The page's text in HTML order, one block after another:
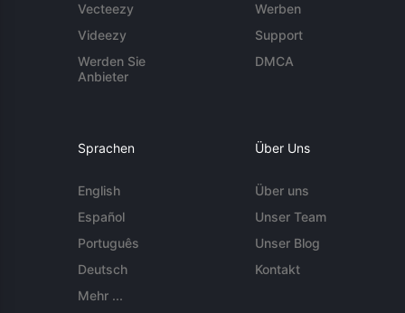
Vecteezy
Videezy
Werden Sie
Anbieter
Werben
Support
DMCA
Sprachen
English
Español
Português
Deutsch
Mehr ...
Über Uns
Über uns
Unser Team
Unser Blog
Kontakt